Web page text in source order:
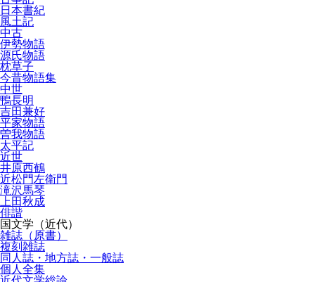
日本書紀
風土記
中古
伊勢物語
源氏物語
枕草子
今昔物語集
中世
鴨長明
吉田兼好
平家物語
曽我物語
太平記
近世
井原西鶴
近松門左衛門
滝沢馬琴
上田秋成
俳諧
国文学（近代）
雑誌（原書）
複刻雑誌
同人誌・地方誌・一般誌
個人全集